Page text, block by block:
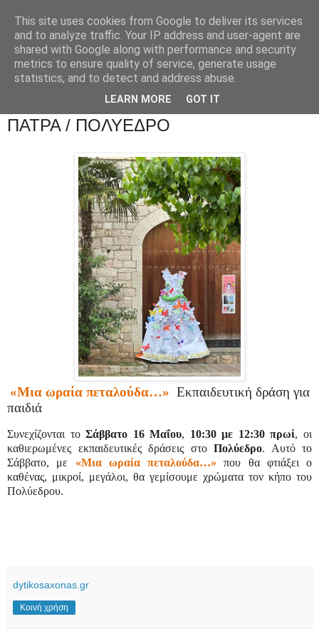
ΠΑΤΡΑ / ΠΟΛΥΕΔΡΟ
«Μια ωραία πεταλούδα…» Εκπαιδευτική δράση για
παιδιά
Συνεχίζονται τοΣάββατο 16 Μαΐου, 10:30 με 12:30 πρωί, οι
καθιερωμένες εκπαιδευτικές δράσεις στο Πολύεδρο. Αυτό το
Σάββατο, με «Μια ωραία πεταλούδα…» που θα φτιάξει ο
καθένας, μικροί, μεγάλοι, θα γεμίσουμε χρώματα τον κήπο του
Πολύεδρου.
dytikosaxonas.gr
Κοινή χρήση
This site uses cookies from Google to deliver its services
and to analyze traffic. Your IP address and user-agent are
shared with Google along with performance and security
metrics to ensure quality of service, generate usage
statistics, and to detect and address abuse.
LEARN MORE GOT IT